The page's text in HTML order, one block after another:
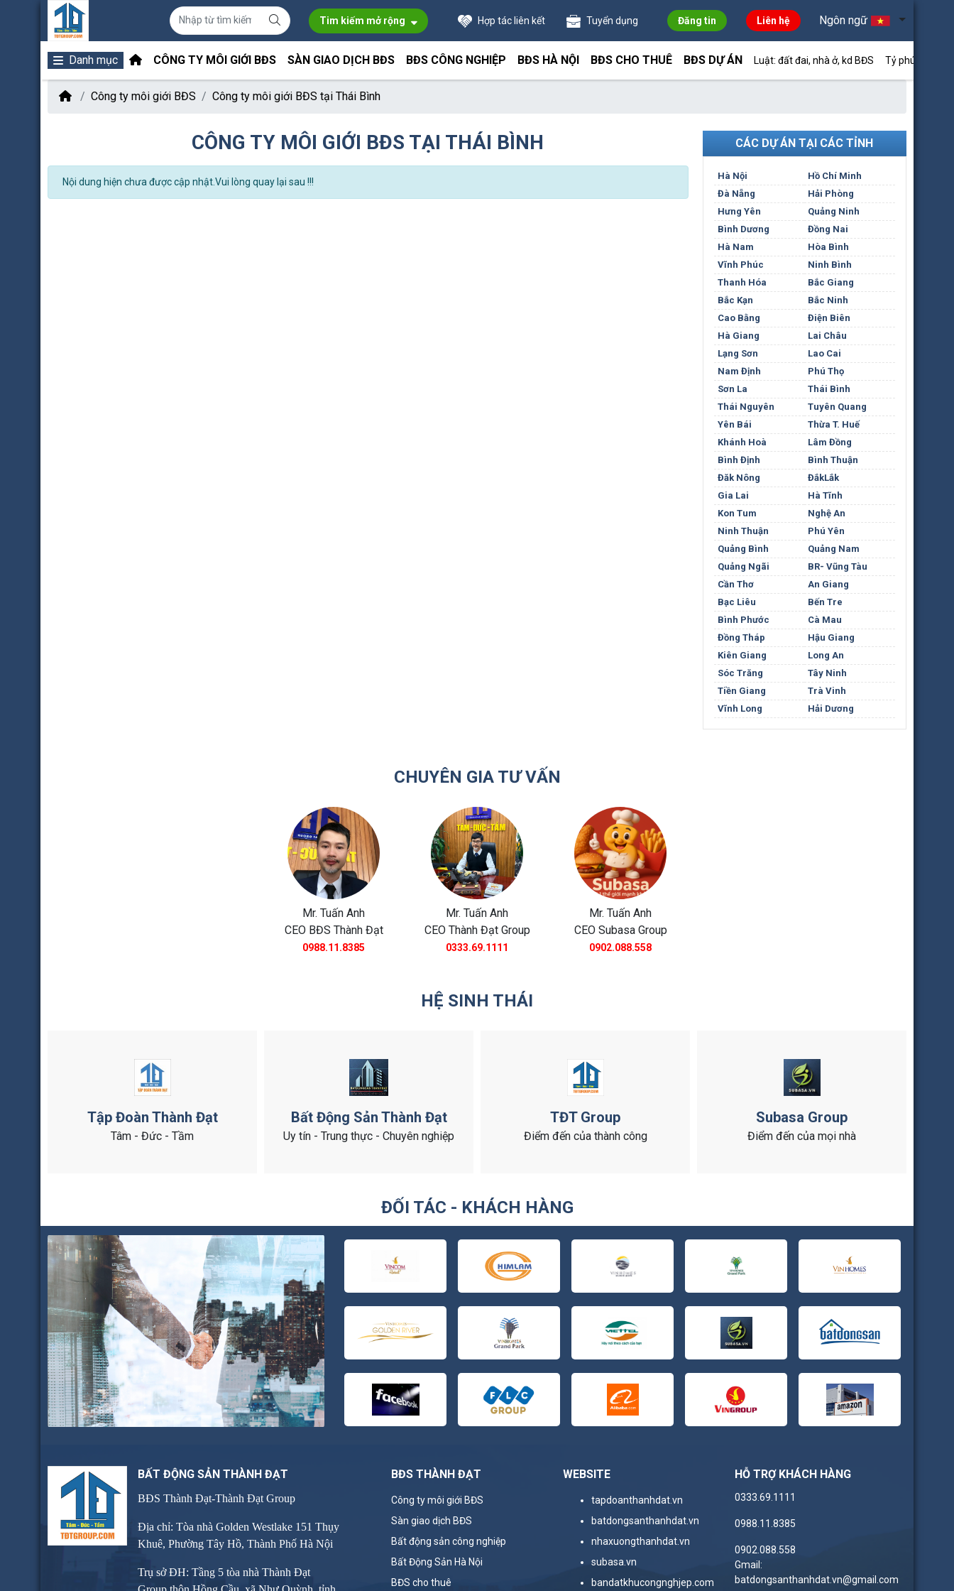
Tim kiếm mở rộng Hợp tác liên kết Tuyển dụng Đăng tin Liên hệ Ngôn ngữ
Danh mục CÔNG TY MÔI GIỚI BĐS SÀN GIAO DỊCH BĐS BĐS CÔNG NGHIỆP BĐS HÀ NỘI BĐS CHO THUÊ BĐS DỰ ÁN Luật: đất đai, nhà ở, kd BĐS Tỷ phú môi
Công ty môi giới BĐS Công ty môi giới BĐS tại Thái Bình
CÔNG TY MÔI GIỚI BĐS TẠI THÁI BÌNH
Nội dung hiện chưa được cập nhật.Vui lòng quay lại sau !!!
CÁC DỰ ÁN TẠI CÁC TỈNH
Hà Nội
Hồ Chí Minh
Đà Nẵng
Hải Phòng
Hưng Yên
Quảng Ninh
Bình Dương
Đồng Nai
Hà Nam
Hòa Bình
Vĩnh Phúc
Ninh Bình
Thanh Hóa
Bắc Giang
Bắc Kạn
Bắc Ninh
Cao Bằng
Điện Biên
Hà Giang
Lai Châu
Lạng Sơn
Lao Cai
Nam Định
Phú Thọ
Sơn La
Thái Bình
Thái Nguyên
Tuyên Quang
Yên Bái
Thừa T. Huế
Khánh Hoà
Lâm Đồng
Bình Định
Bình Thuận
Đăk Nông
ĐắkLắk
Gia Lai
Hà Tĩnh
Kon Tum
Nghệ An
Ninh Thuận
Phú Yên
Quảng Bình
Quảng Nam
Quảng Ngãi
BR- Vũng Tàu
Cần Thơ
An Giang
Bạc Liêu
Bến Tre
Bình Phước
Cà Mau
Đồng Tháp
Hậu Giang
Kiên Giang
Long An
Sóc Trăng
Tây Ninh
Tiền Giang
Trà Vinh
Vĩnh Long
Hải Dương
CHUYÊN GIA TƯ VẤN
Mr. Tuấn Anh
CEO BĐS Thành Đạt
0988.11.8385
Mr. Tuấn Anh
CEO Thành Đạt Group
0333.69.1111
Mr. Tuấn Anh
CEO Subasa Group
0902.088.558
HỆ SINH THÁI
Tập Đoàn Thành Đạt
Tâm - Đức - Tầm
Bất Động Sản Thành Đạt
Uy tín - Trung thực - Chuyên nghiệp
TĐT Group
Điểm đến của thành công
Subasa Group
Điểm đến của mọi nhà
ĐỐI TÁC - KHÁCH HÀNG
BẤT ĐỘNG SẢN THÀNH ĐẠT
BĐS Thành Đạt-Thành Đạt Group
Địa chỉ: Tòa nhà Golden Westlake 151 Thụy
Khuê, Phường Tây Hồ, Thành Phố Hà Nội
Trụ sở ĐH: Tầng 5 tòa nhà Thành Đạt
BĐS THÀNH ĐẠT
Công ty môi giới BĐS
Sàn giao dịch BĐS
Bất động sản công nghiệp
Bất Động Sản Hà Nội
BĐS cho thuê
WEBSITE
tapdoanthanhdat.vn
batdongsanthanhdat.vn
nhaxuongthanhdat.vn
subasa.vn
bandatkhucongnghjep.com
HỖ TRỢ KHÁCH HÀNG
0333.69.1111
0988.11.8385
0902.088.558
Gmail:
batdongsanthanhdat.vn@gmail.com